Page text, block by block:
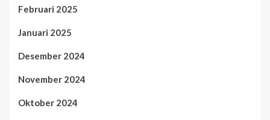
Februari 2025
Januari 2025
Desember 2024
November 2024
Oktober 2024